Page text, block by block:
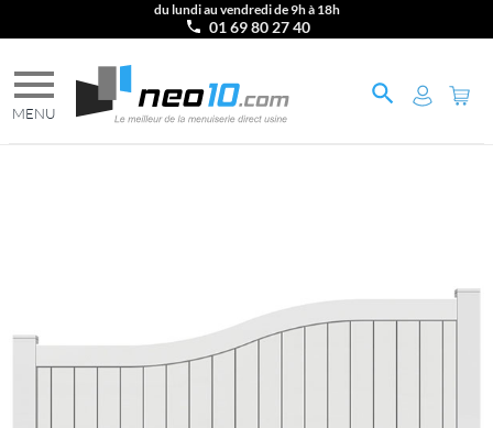
du lundi au vendredi de 9h à 18h
01 69 80 27 40